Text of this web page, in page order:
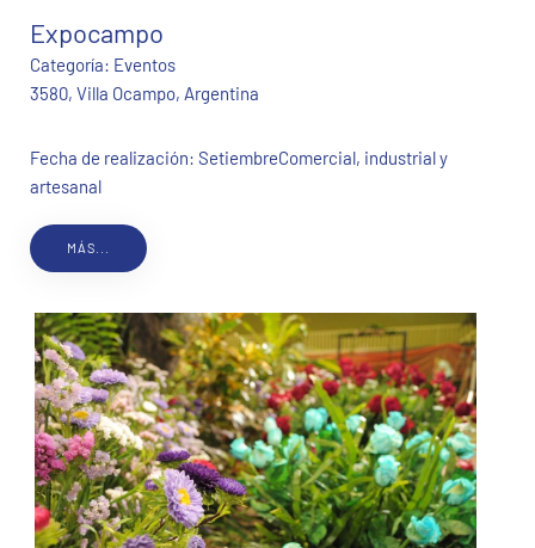
Expocampo
Categoría: Eventos
3580, Villa Ocampo, Argentina
Fecha de realización: SetiembreComercial, industrial y
artesanal
MÁS...